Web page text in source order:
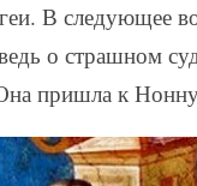
В следующее
о страшном
пришла к Нонну